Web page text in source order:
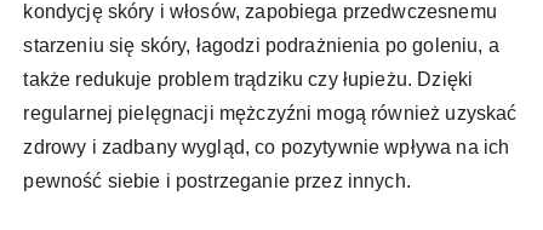
kondycję skóry i włosów, zapobiega przedwczesnemu
starzeniu się skóry, łagodzi podrażnienia po goleniu, a
także redukuje problem trądziku czy łupieżu. Dzięki
regularnej pielęgnacji mężczyźni mogą również uzyskać
zdrowy i zadbany wygląd, co pozytywnie wpływa na ich
pewność siebie i postrzeganie przez innych.